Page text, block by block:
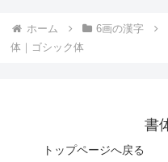
ホーム 6画の漢字
体｜ゴシック体
書
トップページへ戻る